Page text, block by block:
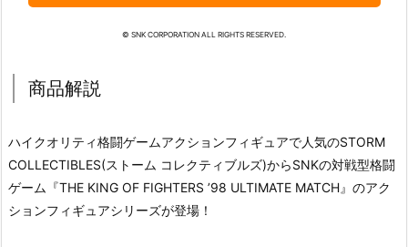
© SNK CORPORATION ALL RIGHTS RESERVED.
商品解説
ハイクオリティ格闘ゲームアクションフィギュアで人気のSTORM
COLLECTIBLES(ストーム コレクティブルズ)からSNKの対戦型格闘
ゲーム『THE KING OF FIGHTERS ’98 ULTIMATE MATCH』のアク
ションフィギュアシリーズが登場！